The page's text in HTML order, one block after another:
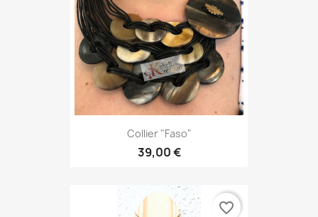
Collier "Faso"
39,00 €
favorite_border